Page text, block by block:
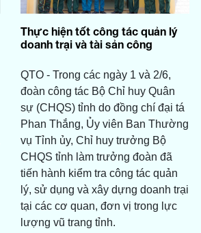
Thực hiện tốt công tác quản lý
doanh trại và tài sản công
QTO - Trong các ngày 1 và 2/6,
đoàn công tác Bộ Chỉ huy Quân
sự (CHQS) tỉnh do đồng chí đại tá
Phan Thắng, Ủy viên Ban Thường
vụ Tỉnh ủy, Chỉ huy trưởng Bộ
CHQS tỉnh làm trưởng đoàn đã
tiến hành kiểm tra công tác quản
lý, sử dụng và xây dựng doanh trại
tại các cơ quan, đơn vị trong lực
lượng vũ trang tỉnh.